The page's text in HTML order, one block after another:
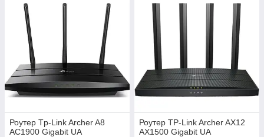
Роутер Tp-Link Archer A8
AC1900 Gigabit UA
Роутер TP-Link Archer AX12
AX1500 Gigabit UA